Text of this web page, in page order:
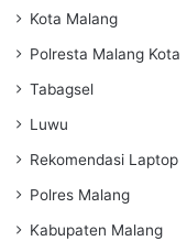
Kota Malang
Polresta Malang Kota
Tabagsel
Luwu
Rekomendasi Laptop
Polres Malang
Kabupaten Malang